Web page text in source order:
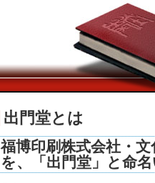
出門堂とは
福博印刷株式会社・
を、「出門堂」と命